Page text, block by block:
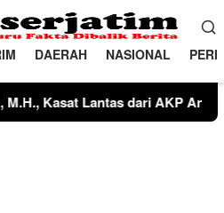
DAERAH NASIONAL